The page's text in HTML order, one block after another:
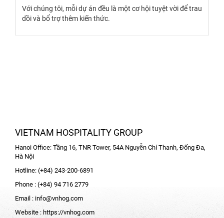
Với chúng tôi, mỗi dự án đều là một cơ hội tuyệt vời để trau
dồi và bổ trợ thêm kiến thức.
VIETNAM HOSPITALITY GROUP
Hanoi Office: Tầng 16, TNR Tower, 54A Nguyễn Chí Thanh, Đống Đa,
Hà Nội
Hotline: (+84) 243-200-6891
Phone : (+84) 94 716 2779
Email : info@vnhog.com
Website : https://vnhog.com